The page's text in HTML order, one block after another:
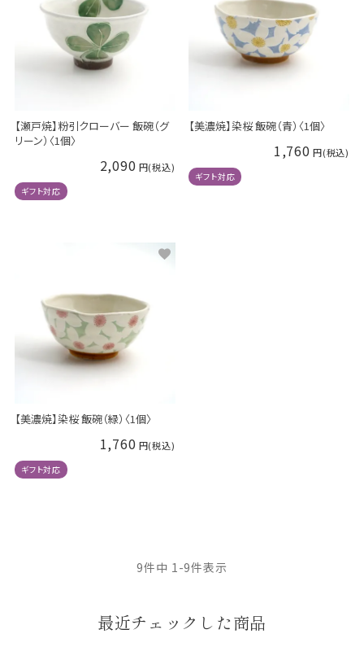
【瀬戸焼】粉引クローバー 飯碗（グ
リーン）〈1個〉
2,090
ギフト対応
【美濃焼】染桜 飯碗（青）〈1個〉
1,760
ギフト対応
【美濃焼】染桜 飯碗（緑）〈1個〉
1,760
ギフト対応
9件中 1 -9件表示
最近チェックした商品